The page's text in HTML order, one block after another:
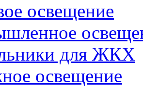
освещение
для ЖКХ
освещение